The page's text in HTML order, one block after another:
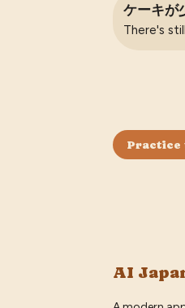
ケーキが
There's
Practice
AI